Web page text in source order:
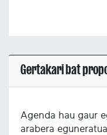
Gertakari bat
Agenda hau gaur
arabera